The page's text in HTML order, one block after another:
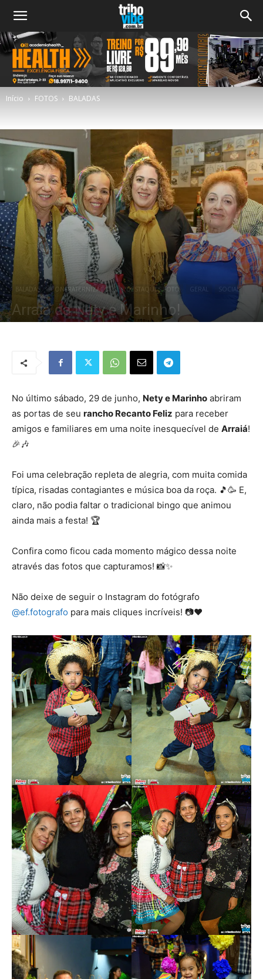
Início FOTOS BALADAS
BALADAS CONFRATERNIZAÇÕES DESTAQUES FOTO GERAL SOCIAL
Arraiá da Nety e Marinho!
No último sábado, 29 de junho, Nety e Marinho abriram
as portas de seu rancho Recanto Feliz para receber
amigos e familiares em uma noite inesquecível de Arraiá!
🎉🎶
Foi uma celebração repleta de alegria, com muita comida
típica, risadas contagiantes e música boa da roça. 🎵🥳 E,
claro, não podia faltar o tradicional bingo que animou
ainda mais a festa! 🏆
Confira como ficou cada momento mágico dessa noite
através das fotos que capturamos! 📸✨
Não deixe de seguir o Instagram do fotógrafo
@ef.fotografo para mais cliques incríveis! 📷❤️